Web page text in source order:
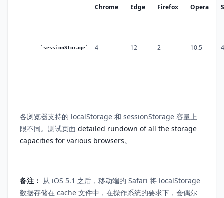
Chrome Edge Firefox Opera
sessionStorage 4 12 2 10.5 4
各浏览器支持的 localStorage 和 sessionStorage 容量上
限不同。测试页面 detailed rundown of all the storage
capacities for various browsers。
备注： 从 iOS 5.1 之后，移动端的 Safari 将 localStorage
数据存储在 cache 文件中，在操作系统的要求下，会偶尔